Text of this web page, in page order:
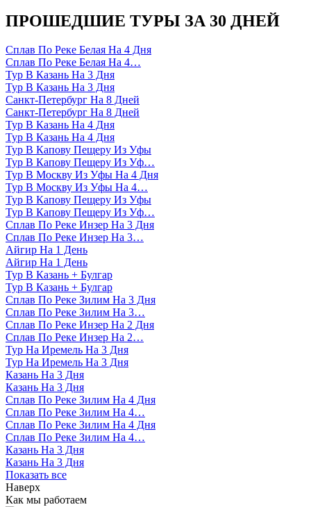
ПРОШЕДШИЕ ТУРЫ ЗА 30 ДНЕЙ
Сплав По Реке Белая На 4 Дня
Сплав По Реке Белая На 4…
Тур В Казань На 3 Дня
Тур В Казань На 3 Дня
Санкт-Петербург На 8 Дней
Санкт-Петербург На 8 Дней
Тур В Казань На 4 Дня
Тур В Казань На 4 Дня
Тур В Капову Пещеру Из Уфы
Тур В Капову Пещеру Из Уф…
Тур В Москву Из Уфы На 4 Дня
Тур В Москву Из Уфы На 4…
Тур В Капову Пещеру Из Уфы
Тур В Капову Пещеру Из Уф…
Сплав По Реке Инзер На 3 Дня
Сплав По Реке Инзер На 3…
Айгир На 1 День
Айгир На 1 День
Тур В Казань + Булгар
Тур В Казань + Булгар
Сплав По Реке Зилим На 3 Дня
Сплав По Реке Зилим На 3…
Сплав По Реке Инзер На 2 Дня
Сплав По Реке Инзер На 2…
Тур На Иремель На 3 Дня
Тур На Иремель На 3 Дня
Казань На 3 Дня
Казань На 3 Дня
Сплав По Реке Зилим На 4 Дня
Сплав По Реке Зилим На 4…
Сплав По Реке Зилим На 4 Дня
Сплав По Реке Зилим На 4…
Казань На 3 Дня
Казань На 3 Дня
Показать все
Наверх
Как мы работаем